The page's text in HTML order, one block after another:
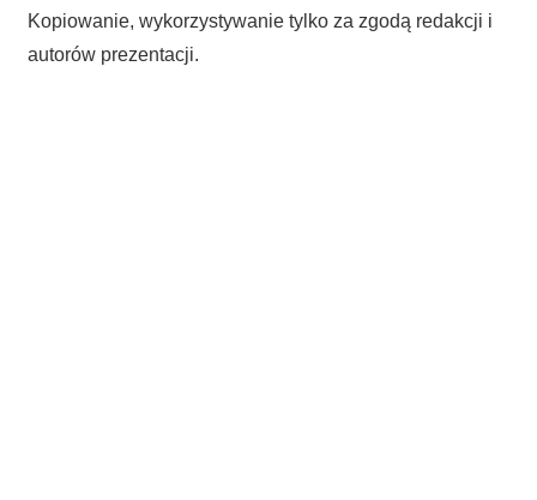
Kopiowanie, wykorzystywanie tylko za zgodą redakcji i
autorów prezentacji.